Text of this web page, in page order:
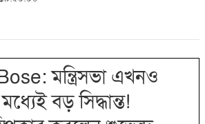
মন্ত্রিসভা এখনও
বড় সিদ্ধান্ত!